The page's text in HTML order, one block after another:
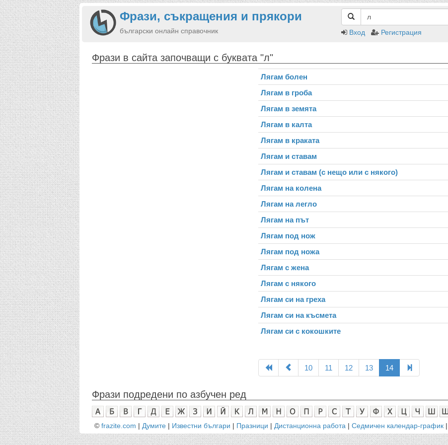
Фрази, съкращения и прякори
български онлайн справочник
Вход
Регистрация
Фрази в сайта започващи с буквата "л"
Лягам болен
Лягам в гроба
Лягам в земята
Лягам в калта
Лягам в краката
Лягам и ставам
Лягам и ставам (с нещо или с някого)
Лягам на колена
Лягам на легло
Лягам на път
Лягам под нож
Лягам под ножа
Лягам с жена
Лягам с някого
Лягам си на греха
Лягам си на късмета
Лягам си с кокошките
10 11 12 13 14
Фрази подредени по азбучен ред
© frazite.com | Думите | Известни българи | Празници | Дистанционна работа | Седмичен календар-график |